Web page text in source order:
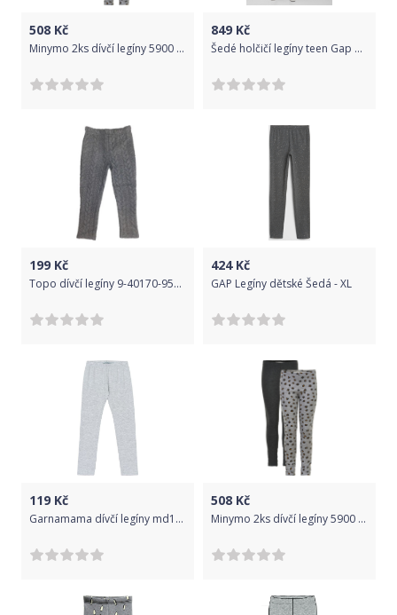
508 Kč
Minymo 2ks dívčí legíny 5900 - 131 Velikost: 80
849 Kč
Šedé holčičí legíny teen Gap fit - 128
199 Kč
Topo dívčí legíny 9-40170-956 92 šedá
424Kč
GAP Legíny dětské Šedá - XL
119 Kč
Garnamama dívčí legíny md115969_fm1 122 šedá
508 Kč
Minymo 2ks dívčí legíny 5900 - 131 Velikost: 128